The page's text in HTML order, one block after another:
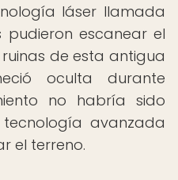
láser llamada
pudieron escanear el
de esta antigua
oculta durante
no habría sido
avanzada
el terreno.